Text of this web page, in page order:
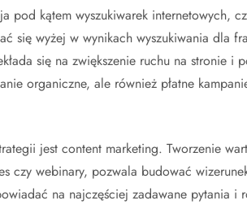
pod kątem wyszukiwarek internetowych,
się wyżej w wynikach wyszukiwania dla
się na zwiększenie ruchu na stronie
organiczne, ale również płatne
jest content marketing. Tworzenie
czy webinary, pozwala budować
na najczęściej zadawane pytania i